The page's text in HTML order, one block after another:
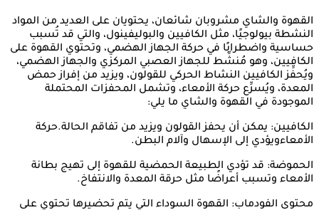
القهوة والشاي مشروبان شائعان، يحتويان على العديد من المواد
النشطة بيولوجيًا، مثل الكافيين والبوليفينول، والتي قد تُسبب
حساسية واضطرابًا في حركة الجهاز الهضمي، وتحتوي القهوة على
الكافيين، وهو مُنشِّط للجهاز العصبي المركزي والجهاز الهضمي،
ويُحفِّز الكافيين النشاط الحركي للقولون، ويزيد من إفراز حمض
المعدة، ويُسرِّع حركة الأمعاء، وتشمل المحفزات المحتملة
الموجودة في القهوة والشاي ما يلي:
الكافيين: يمكن أن يحفز القولون ويزيد من تفاقم الحالة.حركة
الأمعاءويؤدي إلى الإسهال وآلام البطن.
الحموضة: قد تؤدي الطبيعة الحمضية للقهوة إلى تهيج بطانة
الأمعاء وتسبب أعراضًا مثل حرقة المعدة والانتفاخ.
محتوى الفودماب: القهوة السوداء التي يتم تحضيرها تحتوي على